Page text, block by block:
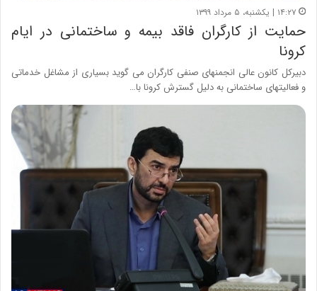
۱۴:۲۷ | یکشنبه، ۵ مرداد ۱۳۹۹
حمایت از کارگران فاقد بیمه و ساختمانی در ایام
کرونا
دبیرکل کانون عالی انجمنهای صنفی کارگران می گوید بسیاری از مشاغل خدماتی
و فعالیتهای ساختمانی به دلیل گسترش کرونا با…